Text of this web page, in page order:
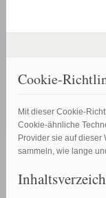
Cookie-
Mit dieser Cookie-
Cookie-ähnliche
Provider sie auf dieser
sammeln, wie lange